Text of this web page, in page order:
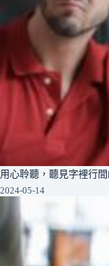
用心聆聽，聽見字裡行
2024-05-14